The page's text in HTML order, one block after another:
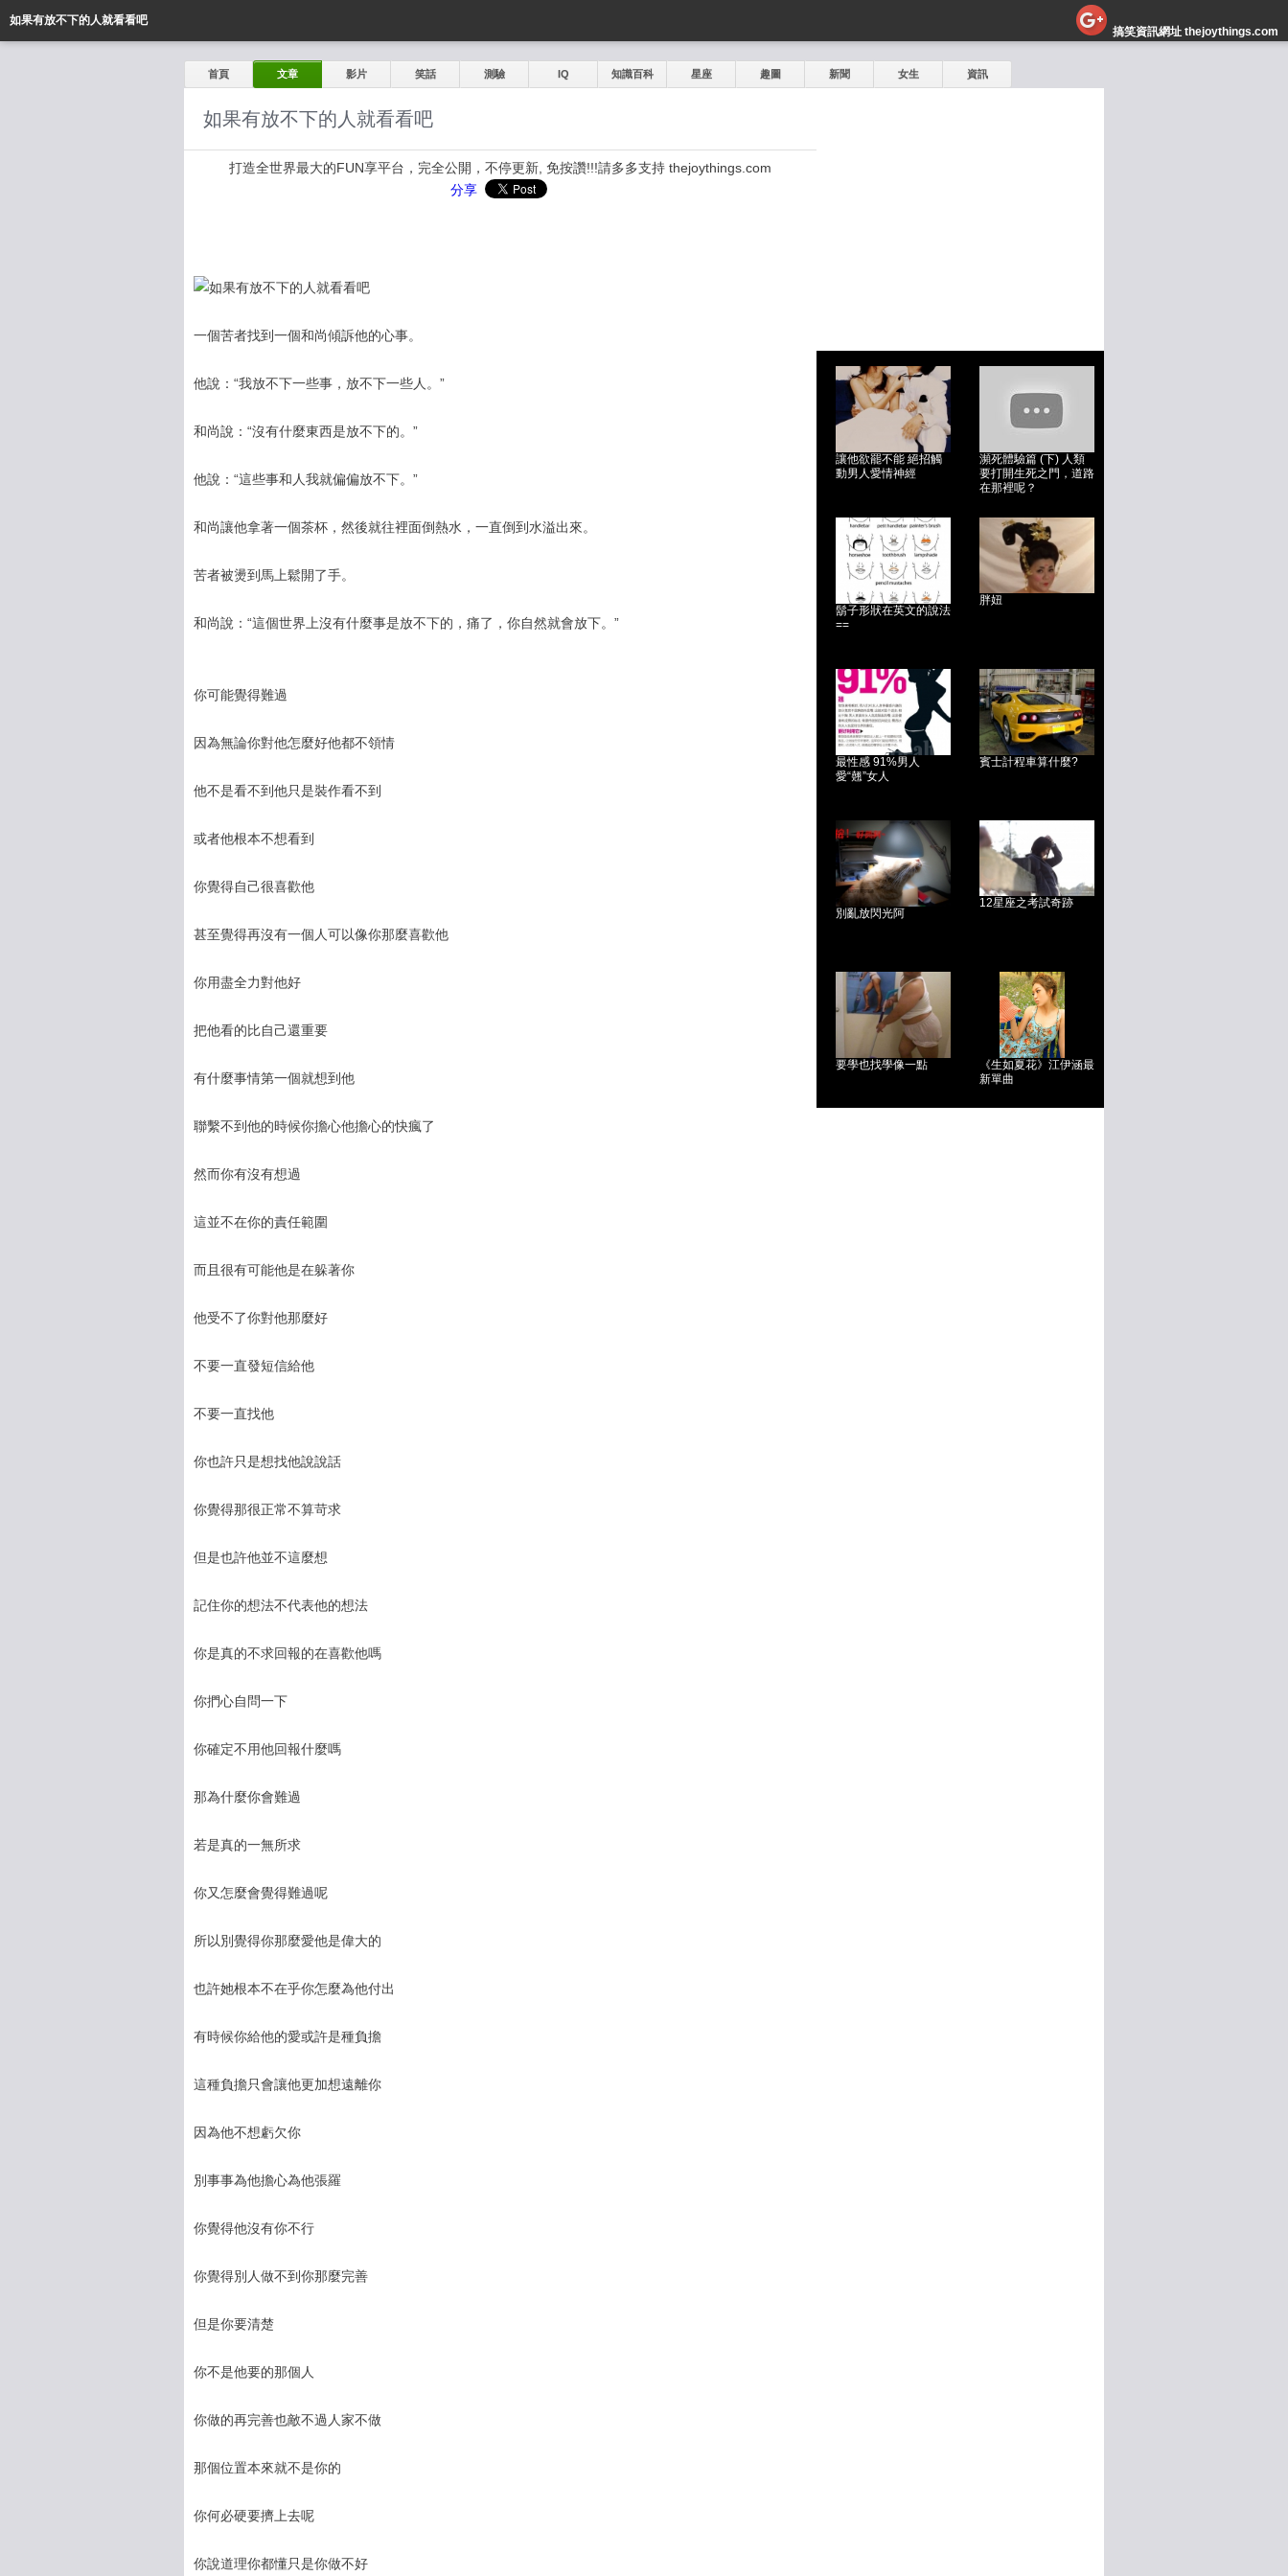
如果有放不下的人就看看吧
搞笑資訊網址 thejoythings.com
首頁 文章 影片 笑話 測驗 IQ 知識百科 星座 趣圖 新聞 女生 資訊
讓他欲罷不能 絕招觸
動男人愛情神經
瀕死體驗篇 (下) 人類
要打開生死之門，道路
在那裡呢？
鬍子形狀在英文的說法
==
胖妞
最性感 91%男人
愛“翹”女人
賓士計程車算什麼?
別亂放閃光阿
12星座之考試奇跡
要學也找學像一點
《生如夏花》江伊涵最
新單曲
如果有放不下的人就看看吧
打造全世界最大的FUN享平台，完全公開，不停更新, 免按讚!!!請多多支持 thejoythings.com
分享
一個苦者找到一個和尚傾訴他的心事。
他說：“我放不下一些事，放不下一些人。”
和尚說：“沒有什麼東西是放不下的。”
他說：“這些事和人我就偏偏放不下。”
和尚讓他拿著一個茶杯，然後就往裡面倒熱水，一直倒到水溢出來。
苦者被燙到馬上鬆開了手。
和尚說：“這個世界上沒有什麼事是放不下的，痛了，你自然就會放下。”
你可能覺得難過
因為無論你對他怎麼好他都不領情
他不是看不到他只是裝作看不到
或者他根本不想看到
你覺得自己很喜歡他
甚至覺得再沒有一個人可以像你那麼喜歡他
你用盡全力對他好
把他看的比自己還重要
有什麼事情第一個就想到他
聯繫不到他的時候你擔心他擔心的快瘋了
然而你有沒有想過
這並不在你的責任範圍
而且很有可能他是在躲著你
他受不了你對他那麼好
不要一直發短信給他
不要一直找他
你也許只是想找他說說話
你覺得那很正常不算苛求
但是也許他並不這麼想
記住你的想法不代表他的想法
你是真的不求回報的在喜歡他嗎
你捫心自問一下
你確定不用他回報什麼嗎
那為什麼你會難過
若是真的一無所求
你又怎麼會覺​​得難過呢
所以別覺得你那麼愛他是偉大的
也許她根本不在乎你怎麼為他付出
有時候你給他的愛或許是種負擔
這種負擔只會讓他更加想遠離你
因為他不想虧欠你
別事事為他擔心為他張羅
你覺得他沒有你不行
你覺得別人做不到你那麼完善
但是你要清楚
你不是他要的那個人
你做的再完善也敵不過人家不做
那個位置本來就不是你的
你何必硬要擠上去呢
你說道理你都懂只是你做不好